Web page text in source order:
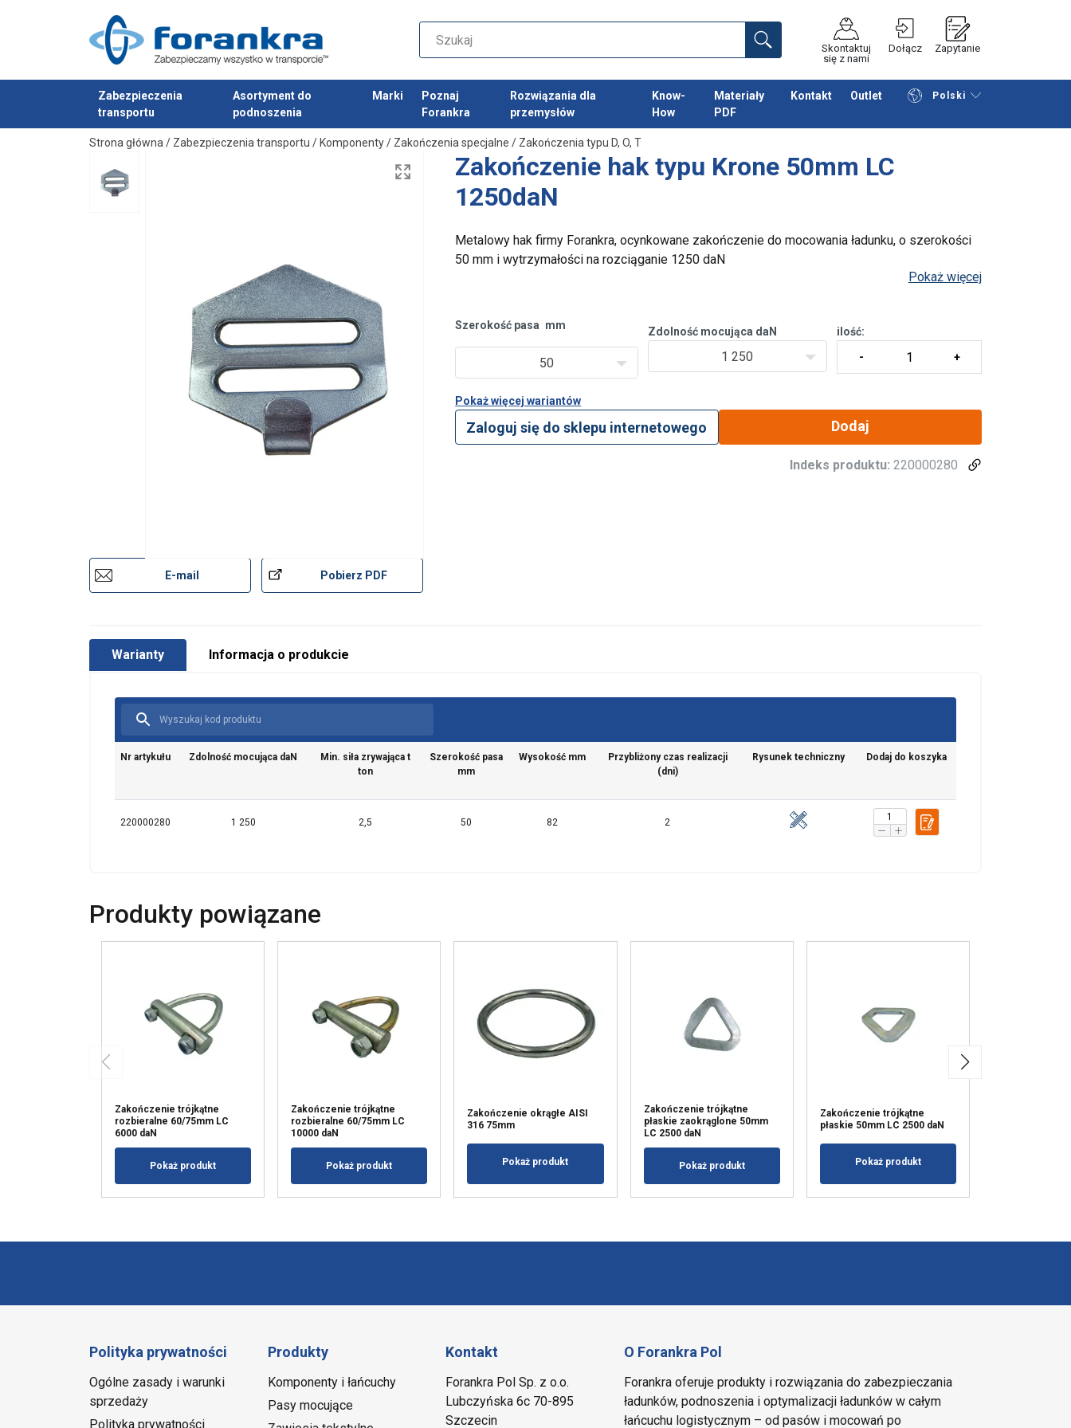
Skontaktuj
się z nami
Dołącz Zapytanie
Zabezpieczenia
transportu
Asortyment do
podnoszenia
Marki
Poznaj
Forankra
Rozwiązania dla
przemysłów
Know-
How
Materiały
PDF
Kontakt Outlet Polski
Dodano do zapytania Przeglądaj katalog Podsumowanie
Strona główna / Zabezpieczenia transportu / Komponenty/ Zakończenia specjalne / Zakończenia typu D, O, T
Zakończenie hak typu Krone 50mm LC
1250daN
E-mail Pobierz PDF
Metalowy hak firmy Forankra, ocynkowane zakończenie do mocowania ładunku, o szerokości
50 mm i wytrzymałości na rozciąganie 1250 daN
Pokaż więcej
Szerokość pasa mm
50
Zdolność mocująca daN
1 250
ilość:
Pokaż więcej wariantów
Zaloguj się do sklepu internetowego Dodaj
Indeks produktu: 220000280
Warianty Informacja o produkcie
Nr artykułu Zdolność mocująca daN
Min. siła zrywająca t
ton
Szerokość pasa
mm
Wysokość mm
Przybliżony czas realizacji
(dni)
Rysunek techniczny Dodaj do koszyka
220000280 1 250 2,5 50 82 2
Zakończenie:
Produkty powiązane
Zakończenie trójkątne
rozbieralne 60/75mm LC
6000 daN
Pokaż produkt
Zakończenie trójkątne
rozbieralne 60/75mm LC
10000 daN
Pokaż produkt
Zakończenie okrągłe AISI
316 75mm
Pokaż produkt
Zakończenie trójkątne
płaskie zaokrąglone 50mm
LC 2500 daN
Pokaż produkt
Zakończenie trójkątne
płaskie 50mm LC 2500 daN
Pokaż produkt
Polityka prywatności
Ogólne zasady i warunki
sprzedaży
Polityka prywatności
Produkty
Komponenty i łańcuchy
Pasy mocujące
Kontakt
Forankra Pol Sp. z o.o.
Lubczyńska 6c 70-895
Szczecin
O Forankra Pol
Forankra oferuje produkty i rozwiązania do zabezpieczania
ładunków, podnoszenia i optymalizacji ładunków w całym
łańcuchu logistycznym – od pasów i mocowań po